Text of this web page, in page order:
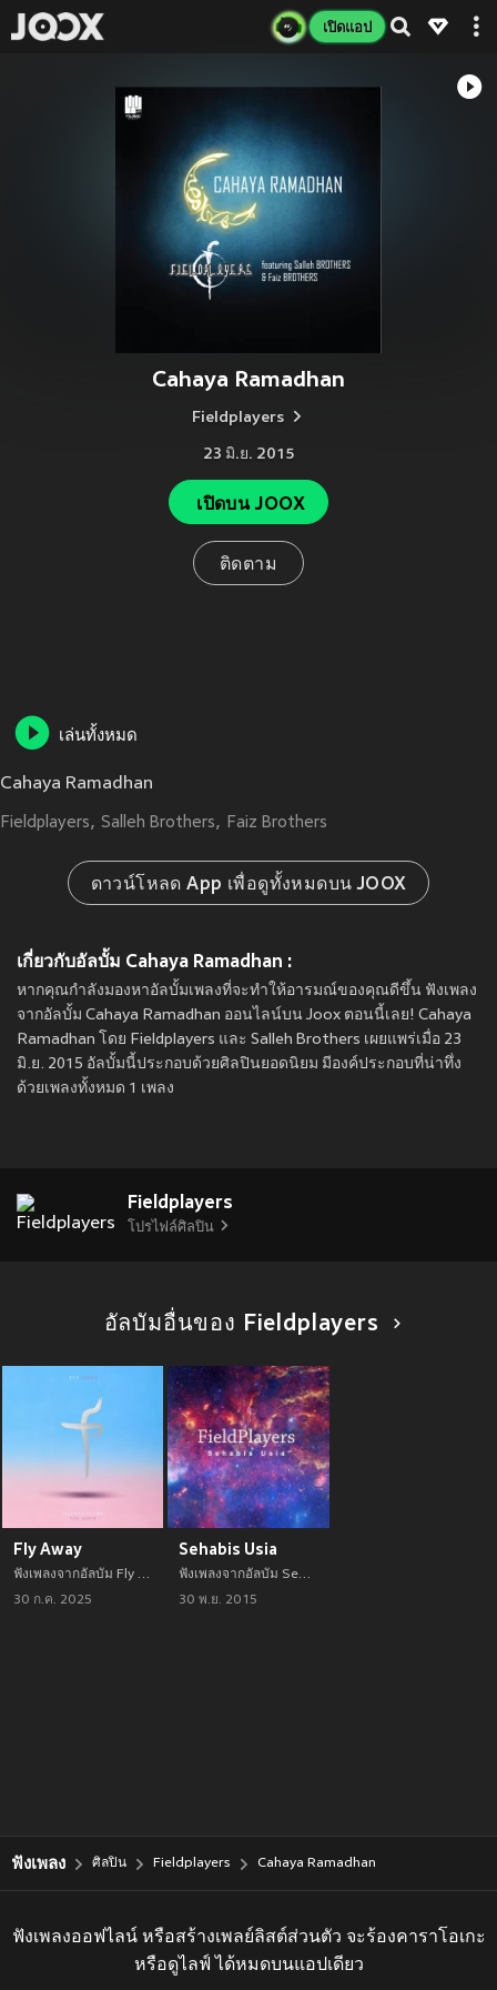
เปิดแอป
Cahaya Ramadhan
Fieldplayers
23 มิ.ย. 2015
เปิดบน JOOX
ติดตาม
เล่นทั้งหมด
Cahaya Ramadhan
Fieldplayers Salleh Brothers Faiz Brothers
ดาวน์โหลด App เพื่อดูทั้งหมดบน JOOX
เกี่ยวกับอัลบั้ม Cahaya Ramadhan :
หากคุณกำลังมองหาอัลบั้มเพลงที่จะทำให้อารมณ์ของคุณดีขึ้น ฟังเพลง
จากอัลบั้ม Cahaya Ramadhan ออนไลน์บน Joox ตอนนี้เลย! Cahaya
Ramadhan โดย Fieldplayers และ Salleh Brothers เผยแพร่เมื่อ 23
มิ.ย. 2015 อัลบั้มนี้ประกอบด้วยศิลปินยอดนิยม มีองค์ประกอบที่น่าทึ่ง
ด้วยเพลงทั้งหมด 1 เพลง
Fieldplayers
โปรไฟล์ศิลปิน
อัลบัมอื่นของ Fieldplayers
Fly Away
ฟังเพลงจากอัลบัม Fly Away เพลงใหม่จาก Fieldplayers อัพเดทเพลงใหม่ล่าสุดก่อนใคร ตลอดปี 2021
30 ก.ค. 2025
Sehabis Usia
ฟังเพลงจากอัลบัม Sehabis Usia เพลงใหม่จาก Fieldplayers อัพเดทเพลงใหม่ล่าสุดก่อนใคร ตลอดปี 2021
30 พ.ย. 2015
ฟังเพลง ศิลปิน Fieldplayers Cahaya Ramadhan
ฟังเพลงออฟไลน์ หรือสร้างเพลย์ลิสต์ส่วนตัว จะร้องคาราโอเกะ
หรือดูไลฟ์ ได้หมดบนแอปเดียว